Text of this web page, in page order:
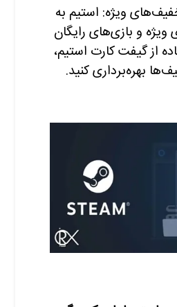
ویژه: استیم به
و بازی‌های رایگان
از گیفت کارت استیم،
بهره‌برداری کنید.